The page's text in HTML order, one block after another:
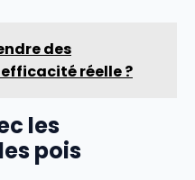
des
réelle ?
les
pois